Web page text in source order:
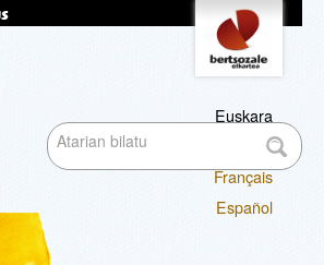
Tresna
pertsonalak
Euskara
English
Français
Español
Bilatu atarian
aurreratua…